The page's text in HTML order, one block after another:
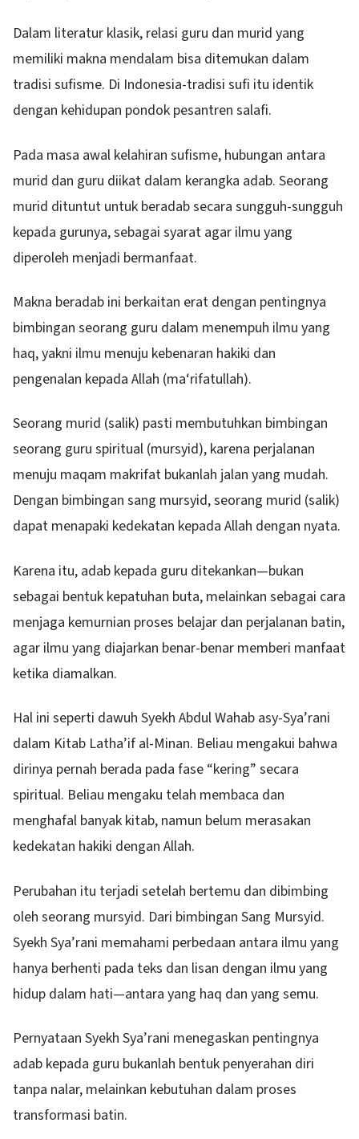
Dalam literatur klasik, relasi guru dan murid yang
memiliki makna mendalam bisa ditemukan dalam
tradisi sufisme. Di Indonesia-tradisi sufi itu identik
dengan kehidupan pondok pesantren salafi.
Pada masa awal kelahiran sufisme, hubungan antara
murid dan guru diikat dalam kerangka adab. Seorang
murid dituntut untuk beradab secara sungguh-sungguh
kepada gurunya, sebagai syarat agar ilmu yang
diperoleh menjadi bermanfaat.
Makna beradab ini berkaitan erat dengan pentingnya
bimbingan seorang guru dalam menempuh ilmu yang
haq, yakni ilmu menuju kebenaran hakiki dan
pengenalan kepada Allah (ma‘rifatullah).
Seorang murid (salik) pasti membutuhkan bimbingan
seorang guru spiritual (mursyid), karena perjalanan
menuju maqam makrifat bukanlah jalan yang mudah.
Dengan bimbingan sang mursyid, seorang murid (salik)
dapat menapaki kedekatan kepada Allah dengan nyata.
Karena itu, adab kepada guru ditekankan—bukan
sebagai bentuk kepatuhan buta, melainkan sebagai cara
menjaga kemurnian proses belajar dan perjalanan batin,
agar ilmu yang diajarkan benar-benar memberi manfaat
ketika diamalkan.
Hal ini seperti dawuh Syekh Abdul Wahab asy-Sya’rani
dalam Kitab Latha’if al-Minan. Beliau mengakui bahwa
dirinya pernah berada pada fase “kering” secara
spiritual. Beliau mengaku telah membaca dan
menghafal banyak kitab, namun belum merasakan
kedekatan hakiki dengan Allah.
Perubahan itu terjadi setelah bertemu dan dibimbing
oleh seorang mursyid. Dari bimbingan Sang Mursyid.
Syekh Sya’rani memahami perbedaan antara ilmu yang
hanya berhenti pada teks dan lisan dengan ilmu yang
hidup dalam hati—antara yang haq dan yang semu.
Pernyataan Syekh Sya’rani menegaskan pentingnya
adab kepada guru bukanlah bentuk penyerahan diri
tanpa nalar, melainkan kebutuhan dalam proses
transformasi batin.